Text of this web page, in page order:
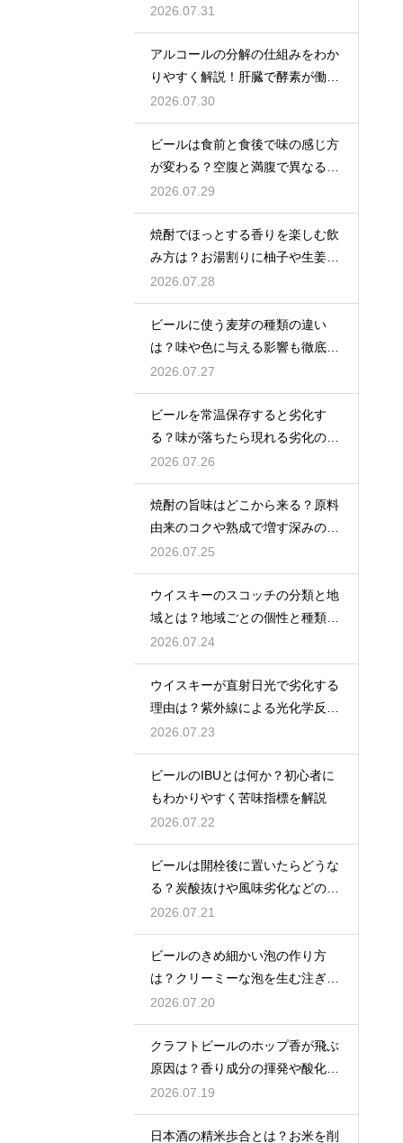
やかにする効果を解説
2026.07.31
アルコールの分解の仕組みをわか
りやすく解説！肝臓で酵素が働き
アセトアルデヒドに変化して無害
化
2026.07.30
ビールは食前と食後で味の感じ方
が変わる？空腹と満腹で異なる味
覚の感じ方を解説
2026.07.29
焼酎でほっとする香りを楽しむ飲
み方は？お湯割りに柚子や生姜を
加えてリラックス効果を実感
2026.07.28
ビールに使う麦芽の種類の違い
は？味や色に与える影響も徹底解
説
2026.07.27
ビールを常温保存すると劣化す
る？味が落ちたら現れる劣化のサ
インを解説
2026.07.26
焼酎の旨味はどこから来る？原料
由来のコクや熟成で増す深みの秘
密を解説
2026.07.25
ウイスキーのスコッチの分類と地
域とは？地域ごとの個性と種類を
解説
2026.07.24
ウイスキーが直射日光で劣化する
理由は？紫外線による光化学反応
で風味が損なわれるため
2026.07.23
ビールのIBUとは何か？初心者に
もわかりやすく苦味指標を解説
2026.07.22
ビールは開栓後に置いたらどうな
る？炭酸抜けや風味劣化などの影
響を解説
2026.07.21
ビールのきめ細かい泡の作り方
は？クリーミーな泡を生む注ぎ方
のコツ
2026.07.20
クラフトビールのホップ香が飛ぶ
原因は？香り成分の揮発や酸化で
失われる理由を解説
2026.07.19
日本酒の精米歩合とは？お米を削